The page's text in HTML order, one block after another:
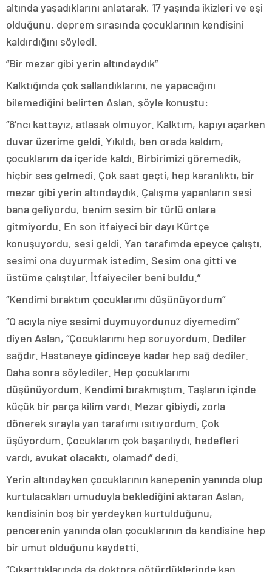
altında yaşadıklarını anlatarak, 17 yaşında ikizleri ve eşi
olduğunu, deprem sırasında çocuklarının kendisini
kaldırdığını söyledi.
“Bir mezar gibi yerin altındaydık”
Kalktığında çok sallandıklarını, ne yapacağını
bilemediğini belirten Aslan, şöyle konuştu:
“6’ncı kattayız, atlasak olmuyor. Kalktım, kapıyı açarken
duvar üzerime geldi. Yıkıldı, ben orada kaldım,
çocuklarım da içeride kaldı. Birbirimizi göremedik,
hiçbir ses gelmedi. Çok saat geçti, hep karanlıktı, bir
mezar gibi yerin altındaydık. Çalışma yapanların sesi
bana geliyordu, benim sesim bir türlü onlara
gitmiyordu. En son itfaiyeci bir dayı Kürtçe
konuşuyordu, sesi geldi. Yan tarafımda epeyce çalıştı,
sesimi ona duyurmak istedim. Sesim ona gitti ve
üstüme çalıştılar. İtfaiyeciler beni buldu.”
“Kendimi bıraktım çocuklarımı düşünüyordum”
“O acıyla niye sesimi duymuyordunuz diyemedim”
diyen Aslan, “Çocuklarımı hep soruyordum. Dediler
sağdır. Hastaneye gidinceye kadar hep sağ dediler.
Daha sonra söylediler. Hep çocuklarımı
düşünüyordum. Kendimi bırakmıştım. Taşların içinde
küçük bir parça kilim vardı. Mezar gibiydi, zorla
dönerek sırayla yan tarafımı ısıtıyordum. Çok
üşüyordum. Çocuklarım çok başarılıydı, hedefleri
vardı, avukat olacaktı, olamadı” dedi.
Yerin altındayken çocuklarının kanepenin yanında olup
kurtulacakları umuduyla beklediğini aktaran Aslan,
kendisinin boş bir yerdeyken kurtulduğunu,
pencerenin yanında olan çocuklarının da kendisine hep
bir umut olduğunu kaydetti.
“Çıkarttıklarında da doktora götürdüklerinde kan